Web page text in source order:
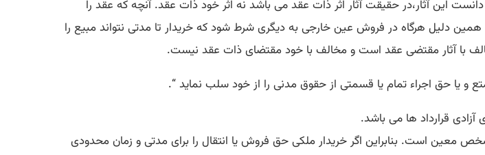
این آثار،در حقیقت آثار اثر ذات عقد می باشد نه اثر خود ذات عقد. آنچه که عقد را
دلیل هرگاه در فروش عین خارجی به دیگری شرط شود که خریدار تا مدتی نتواند مبیع را
با آثار مقتضی عقد است و مخالف با خود مقتضای ذات عقد نیست.
قرارداد ها می باشد.
معین است. بنابراین اگر خریدار ملکی حق فروش یا انتقال را برای مدتی و زمان محدودی